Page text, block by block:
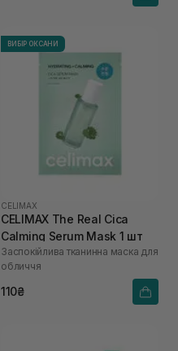
ВИБІР ОКСАНИ
CELIMAX
CELIMAX The Real Cica
Calming Serum Mask 1 шт
Заспокійлива тканинна маска для
обличчя
110₴